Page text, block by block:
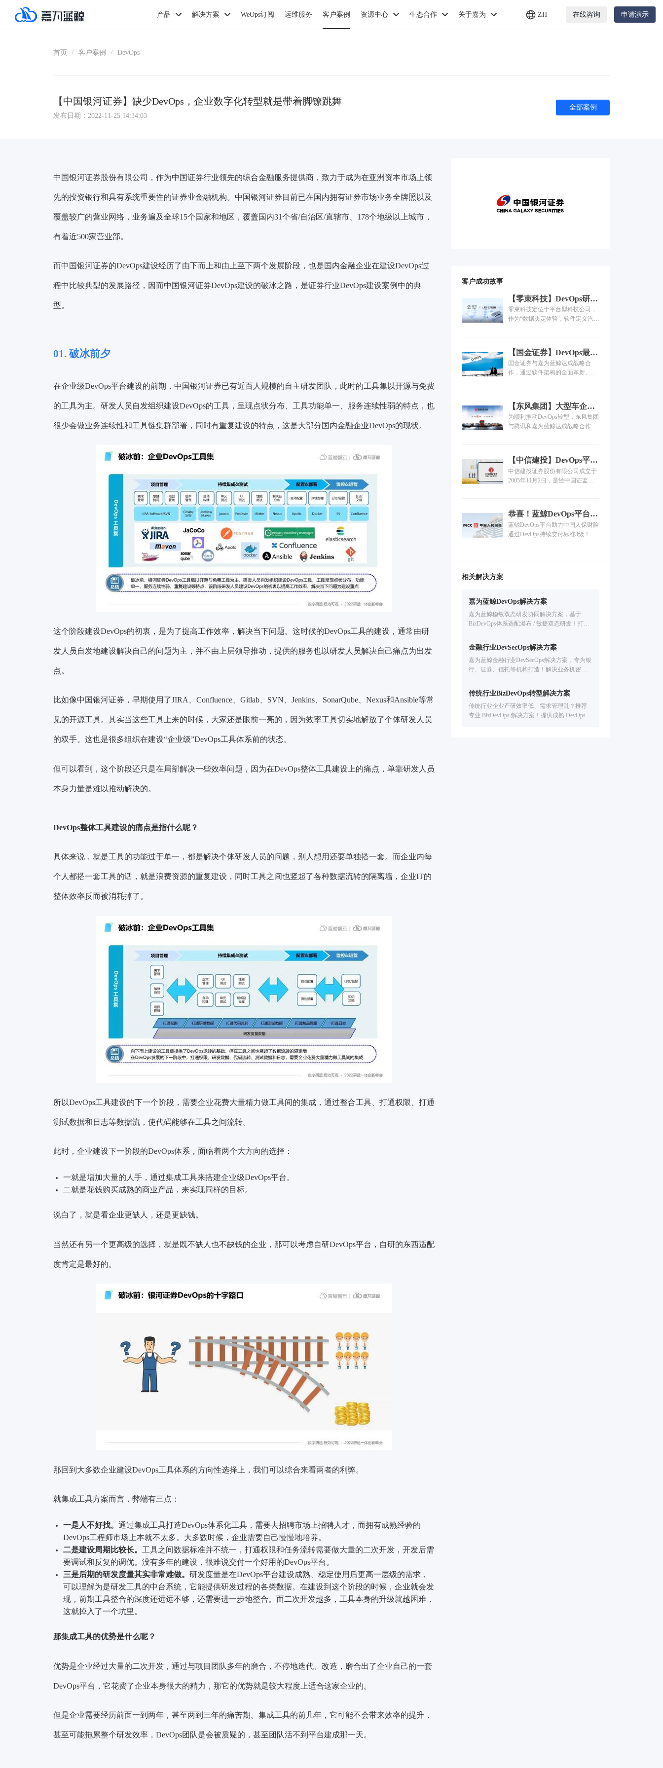
产品 解决方案 WeOps订阅 运维服务 客户案例 资源中心 生态合作 关于嘉为 ZH 在线咨询 申请演示
首页 / 客户案例 / DevOps
【中国银河证券】缺少DevOps，企业数字化转型就是带着脚镣跳舞
发布日期：2022-11-25 14:34:03
全部案例
中国银河证券股份有限公司，作为中国证券行业领先的综合金融服务提供商，致力于成为在亚洲资本市场上领
先的投资银行和具有系统重要性的证券业金融机构。中国银河证券目前已在国内拥有证券市场业务全牌照以及
覆盖较广的营业网络，业务遍及全球15个国家和地区，覆盖国内31个省/自治区/直辖市、178个地级以上城市，
有着近500家营业部。
而中国银河证券的DevOps建设经历了由下而上和由上至下两个发展阶段，也是国内金融企业在建设DevOps过
程中比较典型的发展路径，因而中国银河证券DevOps建设的破冰之路，是证券行业DevOps建设案例中的典
型。
01. 破冰前夕
在企业级DevOps平台建设的前期，中国银河证券已有近百人规模的自主研发团队，此时的工具集以开源与免费
的工具为主。研发人员自发组织建设DevOps的工具，呈现点状分布、工具功能单一、服务连续性弱的特点，也
很少会做业务连续性和工具链集群部署，同时有重复建设的特点，这是大部分国内金融企业DevOps的现状。
这个阶段建设DevOps的初衷，是为了提高工作效率，解决当下问题。这时候的DevOps工具的建设，通常由研
发人员自发地建设解决自己的问题为主，并不由上层领导推动，提供的服务也以研发人员解决自己痛点为出发
点。
比如像中国银河证券，早期使用了JIRA、Confluence、Gitlab、SVN、Jenkins、SonarQube、Nexus和Ansible等常
见的开源工具。其实当这些工具上来的时候，大家还是眼前一亮的，因为效率工具切实地解放了个体研发人员
的双手。这也是很多组织在建设“企业级”DevOps工具体系前的状态。
但可以看到，这个阶段还只是在局部解决一些效率问题，因为在DevOps整体工具建设上的痛点，单靠研发人员
本身力量是难以推动解决的。
DevOps整体工具建设的痛点是指什么呢？
具体来说，就是工具的功能过于单一，都是解决个体研发人员的问题，别人想用还要单独搭一套。而企业内每
个人都搭一套工具的话，就是浪费资源的重复建设，同时工具之间也竖起了各种数据流转的隔离墙，企业IT的
整体效率反而被消耗掉了。
所以DevOps工具建设的下一个阶段，需要企业花费大量精力做工具间的集成，通过整合工具、打通权限、打通
测试数据和日志等数据流，使代码能够在工具之间流转。
此时，企业建设下一阶段的DevOps体系，面临着两个大方向的选择：
一就是增加大量的人手，通过集成工具来搭建企业级DevOps平台。
二就是花钱购买成熟的商业产品，来实现同样的目标。
说白了，就是看企业更缺人，还是更缺钱。
当然还有另一个更高级的选择，就是既不缺人也不缺钱的企业，那可以考虑自研DevOps平台，自研的东西适配
度肯定是最好的。
那回到大多数企业建设DevOps工具体系的方向性选择上，我们可以综合来看两者的利弊。
就集成工具方案而言，弊端有三点：
一是人不好找。 通过集成工具打造DevOps体系化工具，需要去招聘市场上招聘人才，而拥有成熟经验的
DevOps工程师市场上本就不太多。大多数时候，企业需要自己慢慢地培养。
二是建设周期比较长。 工具之间数据标准并不统一，打通权限和任务流转需要做大量的二次开发，开发后需
要调试和反复的调优。没有多年的建设，很难说交付一个好用的DevOps平台。
三是后期的研发度量其实非常难做。 研发度量是在DevOps平台建设成熟、稳定使用后更高一层级的需求，
可以理解为是研发工具的中台系统，它能提供研发过程的各类数据。在建设到这个阶段的时候，企业就会发
现，前期工具整合的深度还远远不够，还需要进一步地整合。而二次开发越多，工具本身的升级就越困难，
这就掉入了一个坑里。
那集成工具的优势是什么呢？
优势是企业经过大量的二次开发，通过与项目团队多年的磨合，不停地迭代、改造，磨合出了企业自己的一套
DevOps平台，它花费了企业本身很大的精力，那它的优势就是较大程度上适合这家企业的。
但是企业需要经历前面一到两年，甚至两到三年的痛苦期。集成工具的前几年，它可能不会带来效率的提升，
甚至可能拖累整个研发效率，DevOps团队是会被质疑的，甚至团队活不到平台建成那一天。
客户成功故事
【零束科技】DevOps研发
数字化体系建设实践
零束科技定位于平台型科技公司，
作为“数据决定体验，软件定义汽
数据管理调度，这对云平台的性
能、稳定及安全性提出了极高要
求。为进一步缩短云端研发迭代周
期、提升软件产品交付质量及开发
鲸合作，打造DevOps研运一体化平
台，提升持续集成、持续交付、持
续部署能力，有效提升研发效能。
【国金证券】DevOps最佳
实践，助力企业数字业务
高效交付
国金证券与嘉为蓝鲸达成战略合
作，通过软件架构的全面革新、研
DevOps能力体系建设维度，帮助国
金证券全方位改善软件质效体系，
实现数字业务交付的高效率和高质
量。其中重点通过为国金证券构建
础，牢固企业数字化转型的技术底
【东风集团】大型车企的
DevOps转型之路！
为顺利推动DevOps转型，东风集团
与腾讯和嘉为蓝鲸达成战略合作意
术能力和丰富实施经验，为东风集
团数字业务的未来发展态势提前搭
建好DevOps能力体系。
【中信建投】DevOps平台
通过信通院持续交付3级评
估，需求平均交付周期6.5
中信建投证券股份有限公司成立于
2005年11月2日，是经中国证监会
业前3名。公司拥有900万证券经纪
业务客户，托管证券市值4.31万亿
元，位居行业第2名。
恭喜！蓝鲸DevOps平台助
力中国人保财险通过
DevOps持续交付标准3
蓝鲸DevOps平台助力中国人保财险
通过DevOps持续交付标准3级！近
家通过 DevOps 持续交付标准 3 级
财险的DevOps持续交付水平达到国
内领先。
相关解决方案
嘉为蓝鲸DevOps解决方案
嘉为蓝鲸稳敏双态研发协同解决方案，基于
BizDevOps体系适配瀑布 / 敏捷双态研发！打通
发资产，全流程度量分析，解决研发效能低、
协同难问题，已服务金融 / 汽车等行业企业提升
交付效率。
金融行业DevSecOps解决方案
嘉为蓝鲸金融行业DevSecOps解决方案，专为银
行、证券、信托等机构打造！解决业务机密保
痛点，提供本地化 / 混合云部署、全生命周期质
量管控、研发数据可视化，助力提升数字业务
交付效率 & 数字资产安全
传统行业BizDevOps转型解决方案
传统行业企业产研效率低、需求管理乱？推荐
专业 BizDevOps 解决方案！提供成熟 DevOps